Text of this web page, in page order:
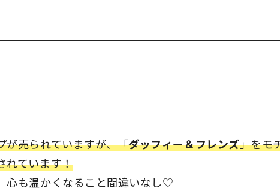
が売られていますが、「ダッフィー＆フレンズ」をモ
れています！
心も温かくなること間違いなし♡